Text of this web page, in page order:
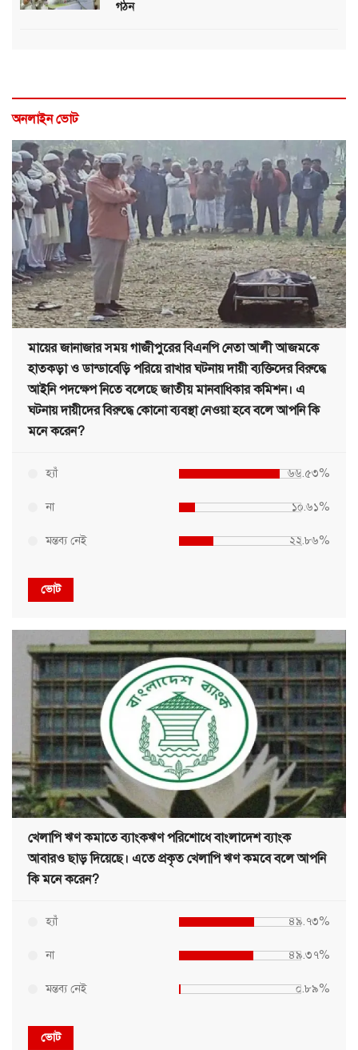
গঠন
অনলাইন ভোট
মায়ের জানাজার সময় গাজীপুরের বিএনপি নেতা আলী আজমকে
হাতকড়া ও ডান্ডাবেড়ি পরিয়ে রাখার ঘটনায় দায়ী ব্যক্তিদের বিরুদ্ধে
আইনি পদক্ষেপ নিতে বলেছে জাতীয় মানবাধিকার কমিশন। এ
ঘটনায় দায়ীদের বিরুদ্ধে কোনো ব্যবস্থা নেওয়া হবে বলে আপনি কি
মনে করেন?
হ্যাঁ ৬৬.৫৩%
না ১০.৬১%
মন্তব্য নেই ২২.৮৬%
ভোট
খেলাপি ঋণ কমাতে ব্যাংকঋণ পরিশোধে বাংলাদেশ ব্যাংক
আবারও ছাড় দিয়েছে। এতে প্রকৃত খেলাপি ঋণ কমবে বলে আপনি
কি মনে করেন?
হ্যাঁ ৪৯.৭৩%
না ৪৯.৩৭%
মন্তব্য নেই ০.৮৯%
ভোট